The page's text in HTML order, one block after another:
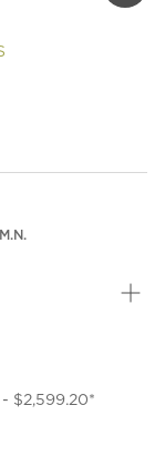
$2,599.20*